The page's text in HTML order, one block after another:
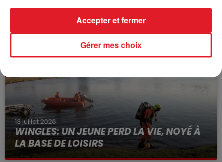
BÉTHUNE: ENQUÊTE POUR HOMICIDE
VOLONTAIRE EN COURS, APRÈS LA...
Selon les premiers éléments, le logement servait
à des prostituées
13 juillet 2026
WINGLES: UN JEUNE PERD LA VIE, NOYÉ À
LA BASE DE LOISIRS
La victime a coulé à pic
Gérer mes choix
Accepter et fermer